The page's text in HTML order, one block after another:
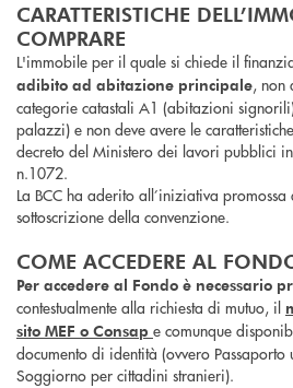
CARATTERISTICHE
COMPRARE
L'immobile per il quale si chiede il
adibito ad abitazione principale, non
categorie catastali A1 (abitazioni
palazzi) e non deve avere le
decreto del Ministero dei lavori pubblici
n.1072.
La BCC ha aderito all’iniziativa
sottoscrizione della convenzione.
COME ACCEDERE AL
Per accedere al Fondo è necessario
contestualmente alla richiesta di mutuo, il
sito MEF o Consap e comunque
documento di identità (ovvero Passaporto
Soggiorno per cittadini stranieri).